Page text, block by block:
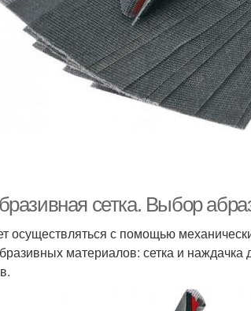
сетка. Выбор
осуществляться с помощью
материалов: сетка и